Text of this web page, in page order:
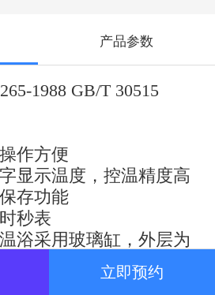
产品参数
1988 GB/T 30515
作方便
显示温度，控温精度高
存功能
秒表
浴采用玻璃缸，外层为
环冷却管、加热管，底
立即预约